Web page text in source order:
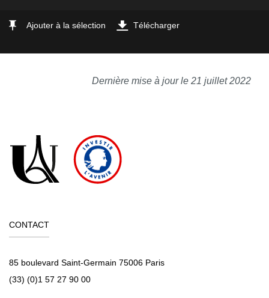
Ajouter à la sélection Télécharger
Dernière mise à jour le 21 juillet 2022
CONTACT
85 boulevard Saint-Germain 75006 Paris
(33) (0)1 57 27 90 00